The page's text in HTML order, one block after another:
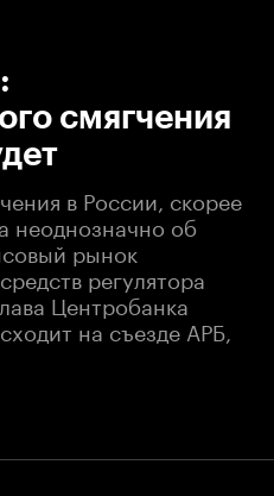
смягчения
в России, скорее
неоднозначно об
рынок
регулятора
Центробанка
на съезде АРБ,